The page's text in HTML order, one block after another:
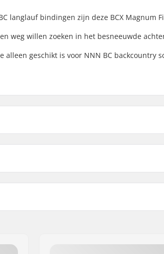
langlauf bindingen zijn deze BCX Magnum
weg willen zoeken in het besneeuwde
geschikt is voor NNN BC backcountry
met Fischer BCX Magnum Langlauf
Backcountry
Rottefella BC